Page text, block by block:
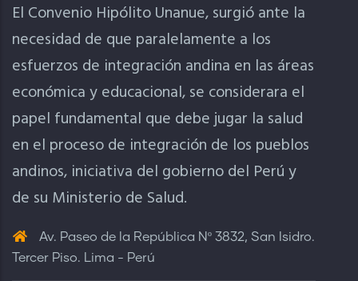
El Convenio Hipólito Unanue, surgió ante la
necesidad de que paralelamente a los
esfuerzos de integración andina en las áreas
económica y educacional, se considerara el
papel fundamental que debe jugar la salud
en el proceso de integración de los pueblos
andinos, iniciativa del gobierno del Perú y
de su Ministerio de Salud.
Av. Paseo de la República Nº 3832, San Isidro.
Tercer Piso. Lima - Perú